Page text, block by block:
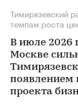
Тимирязевский
темпам роста
В июле 2026
Москве
появлением
проекта